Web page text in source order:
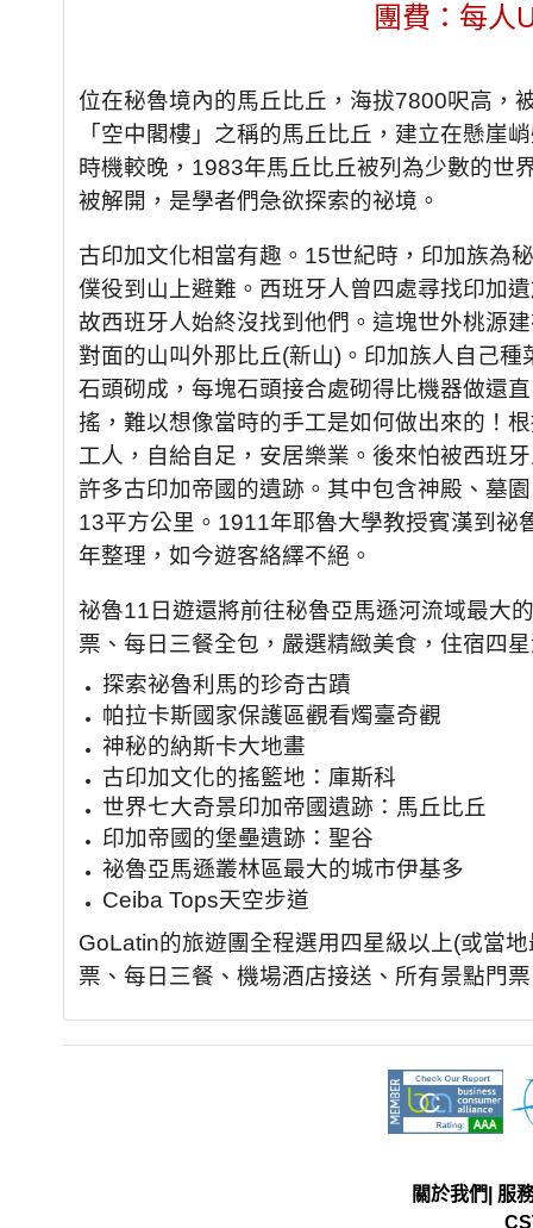
團費：每人
位在秘魯境內的馬丘比丘，海拔7800呎高，
「空中閣樓」之稱的馬丘比丘，建立在懸崖
時機較晚，1983年馬丘比丘被列為少數的世
被解開，是學者們急欲探索的祕境。
古印加文化相當有趣。15世紀時，印加族為
僕役到山上避難。西班牙人曾四處尋找印加
故西班牙人始終沒找到他們。這塊世外桃源
對面的山叫外那比丘(新山)。印加族人自己
石頭砌成，每塊石頭接合處砌得比機器做還
搖，難以想像當時的手工是如何做出來的！
工人，自給自足，安居樂業。後來怕被西班
許多古印加帝國的遺跡。其中包含神殿、墓
13平方公里。1911年耶魯大學教授賓漢到祕
年整理，如今遊客絡繹不絕。
祕魯11日遊還將前往秘魯亞馬遜河流域最大
票、每日三餐全包，嚴選精緻美食，住宿四
探索祕魯利馬的珍奇古蹟
帕拉卡斯國家保護區觀看燭臺奇觀
神秘的納斯卡大地畫
古印加文化的搖籃地：庫斯科
世界七大奇景印加帝國遺跡：馬丘比丘
印加帝國的堡壘遺跡：聖谷
祕魯亞馬遜叢林區最大的城市伊基多
Ceiba Tops天空步道
GoLatin的旅遊團全程選用四星級以上(或當
票、每日三餐、機場酒店接送、所有景點門
關於我們
服